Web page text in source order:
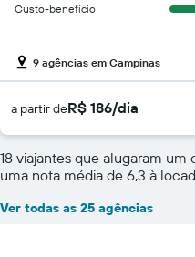
Custo-benefício
9 agências em Campinas
a partir deR$ 186/dia
18 viajantes que alugaram
uma nota média de 6,3 à
Ver todas as 25 agências